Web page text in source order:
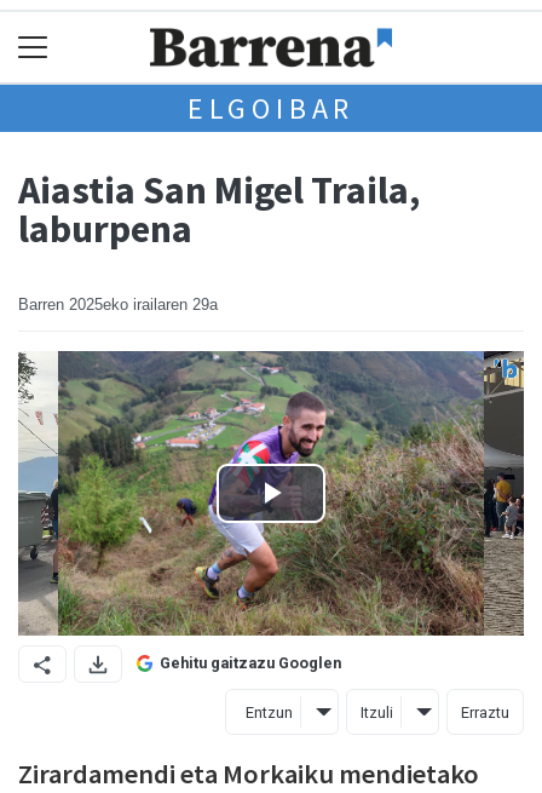
ELGOIBAR
Aiastia San Migel Traila,
laburpena
Barren 2025eko irailaren 29a
Gehitu gaitzazu Googlen
Entzun Itzuli Erraztu
Zirardamendi eta Morkaiku mendietako